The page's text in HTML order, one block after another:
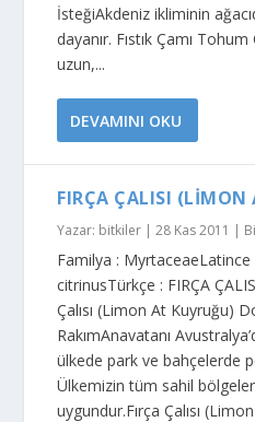
İsteğiAkdeniz ikliminin
dayanır. Fıstık Çamı
uzun,...
DEVAMINI OKU
FIRÇA ÇALISI (LIMON
Yazar: bitkiler |28 Kas 2011 |
Familya :
citrinusTürkçe : FIRÇA
Çalısı (Limon At Kuyruğu)
RakımAnavatanı
ülkede park ve bahçelerde
Ülkemizin tüm sahil
uygundur.Fırça Çalısı